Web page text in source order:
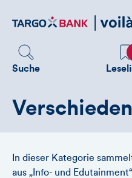
zum
Suche
In dieser Kategorie
aus „Info- und